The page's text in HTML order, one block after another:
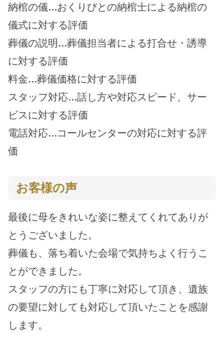
納棺の儀…おくりびとの納棺士による納棺の
儀式に対する評価
葬儀の説明…葬儀担当者による打合せ・誘導
に対する評価
料金…葬儀価格に対する評価
スタッフ対応…話し方や対応スピード、サー
ビスに対する評価
電話対応…コールセンターの対応に対する評
価
お客様の声
最後に母をきれいな姿に整えてくれてありが
とうございました。
葬儀も、落ち着いた会場で気持ちよく行うこ
とができました。
スタッフの方にも丁寧に対応して頂き、遺族
の要望に対しても対応して頂いたことを感謝
します。